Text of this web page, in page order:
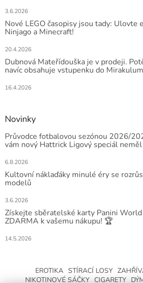
3.6.2026
Nové LEGO časopisy jsou tady: Ulovte
Ninjago a Minecraft!
20.4.2026
Dubnová Mateřídouška je v prodeji.
navíc obsahuje vstupenku do
16.4.2026
Novinky
Průvodce fotbalovou sezónou 2026/
vám nový Hattrick Ligový speciál
6.8.2026
Kultovní náklaďáky minulé éry se
modelů
3.6.2026
Získejte sběratelské karty Panini
ZDARMA k vašemu nákupu! 🏆
14.5.2026
EROTIKA STÍRACÍ LOSY
NIKOTINOVÉ SÁČKY CIGARETY